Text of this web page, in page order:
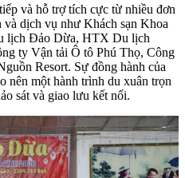
và hỗ trợ tích cực từ nhiều đơn
dịch vụ như Khách sạn Khoa
lịch Đảo Dừa, HTX Du lịch
ty Vận tải Ô tô Phú Thọ, Công
Resort. Sự đồng hành của
nên một hành trình du xuân trọn
sát và giao lưu kết nối.